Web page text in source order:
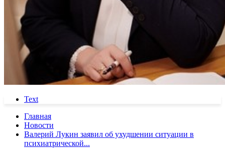
Text
Главная
Новости
Валерий Лукин заявил об ухудшении ситуации в
психиатрической...